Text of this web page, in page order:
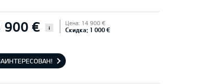
900 € i
Цена: 14 900 €
Скидка: 1 000 €